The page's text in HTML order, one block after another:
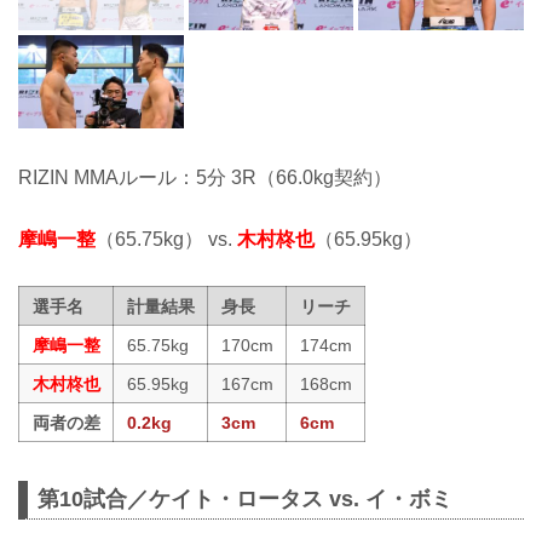
RIZIN MMAルール：5分 3R（66.0kg契約）
摩嶋一整 （65.75kg） vs. 木村柊也（65.95kg）
選手名 計量結果 身長
リーチ
摩嶋一整
65.75kg 170cm
174cm
木村柊也
65.95kg 167cm
168cm
両者の差
0.2kg 3cm 6cm
第10試合／ケイト・ロータス vs. イ・ボミ